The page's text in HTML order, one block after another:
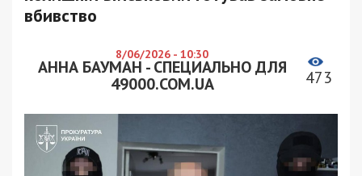
вбивство
8/06/2026 - 10:30
АННА БАУМАН - СПЕЦИАЛЬНО ДЛЯ
49000.COM.UA
473